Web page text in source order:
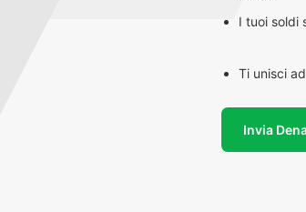
I tuoi soldi
Ti unisci
Invia